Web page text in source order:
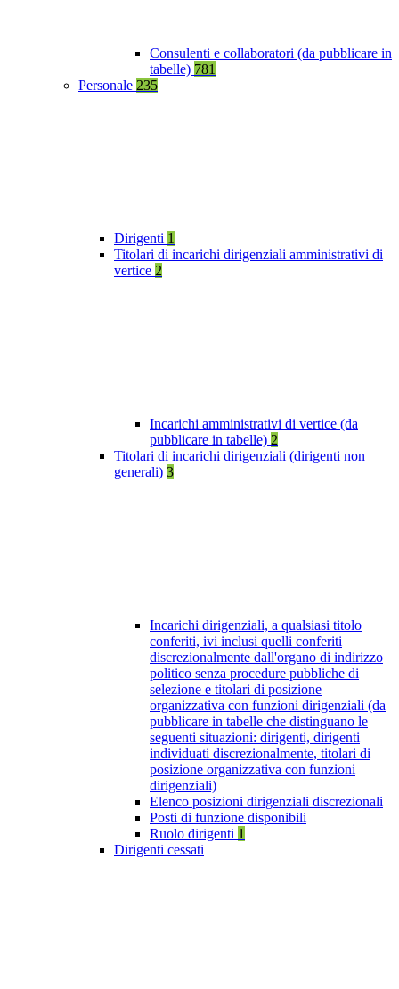
Consulenti e collaboratori (da pubblicare in
tabelle) 781
Personale 235
Dirigenti 1
Titolari di incarichi dirigenziali amministrativi di
vertice 2
Incarichi amministrativi di vertice (da
pubblicare in tabelle) 2
Titolari di incarichi dirigenziali (dirigenti non
generali) 3
Incarichi dirigenziali, a qualsiasi titolo
conferiti, ivi inclusi quelli conferiti
discrezionalmente dall'organo di indirizzo
politico senza procedure pubbliche di
selezione e titolari di posizione
organizzativa con funzioni dirigenziali (da
pubblicare in tabelle che distinguano le
seguenti situazioni: dirigenti, dirigenti
individuati discrezionalmente, titolari di
posizione organizzativa con funzioni
dirigenziali)
Elenco posizioni dirigenziali discrezionali
Posti di funzione disponibili
Ruolo dirigenti 1
Dirigenti cessati